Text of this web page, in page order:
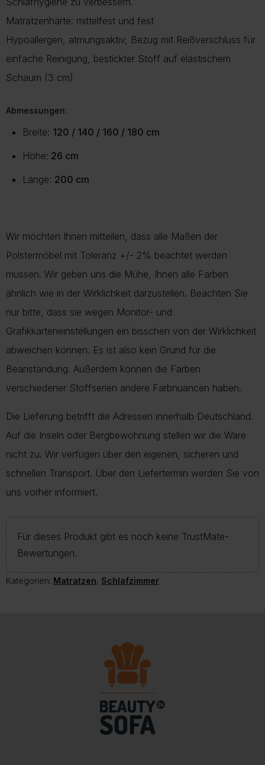
Matratzenhärte: mittelfest und fest
Hypoallergen, atmungsaktiv, Bezug mit Reißverschluss für
einfache Reinigung, bestickter Stoff auf elastischem
Schaum (3 cm)
Abmessungen:
Breite: 120 / 140 / 160 / 180 cm
Höhe: 26 cm
Lange: 200 cm
Wir möchten Ihnen mitteilen, dass alle Maßen der
Polstermöbel mit Toleranz +/- 2% beachtet werden
müssen. Wir geben uns die Mühe, Ihnen alle Farben
ähnlich wie in der Wirklichkeit darzustellen. Beachten Sie
nur bitte, dass sie wegen Monitor- und
Grafikkarteneinstellungen ein bisschen von der Wirklichkeit
abweichen können. Es ist also kein Grund für die
Beanstandung. Außerdem können die Farben
verschiedener Stoffserien andere Farbnuancen haben.
Die Lieferung betrifft die Adressen innerhalb Deutschland.
Auf die Inseln oder Bergbewohnung stellen wir die Ware
nicht zu. Wir verfügen über den eigenen, sicheren und
schnellen Transport. Über den Liefertermin werden Sie von
uns vorher informiert.
Für dieses Produkt gibt es noch keine TrustMate-
Bewertungen.
Kategorien: Matratzen, Schlafzimmer